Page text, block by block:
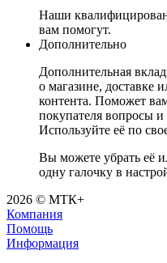
Наши
вам помогут.
Дополнительно
Дополнительная
о магазине, доставке
контента. Поможет
покупателя вопросы и
Используйте её по
Вы можете убрать её
одну галочку в
2026 © МТК+
Компания
Помощь
Информация